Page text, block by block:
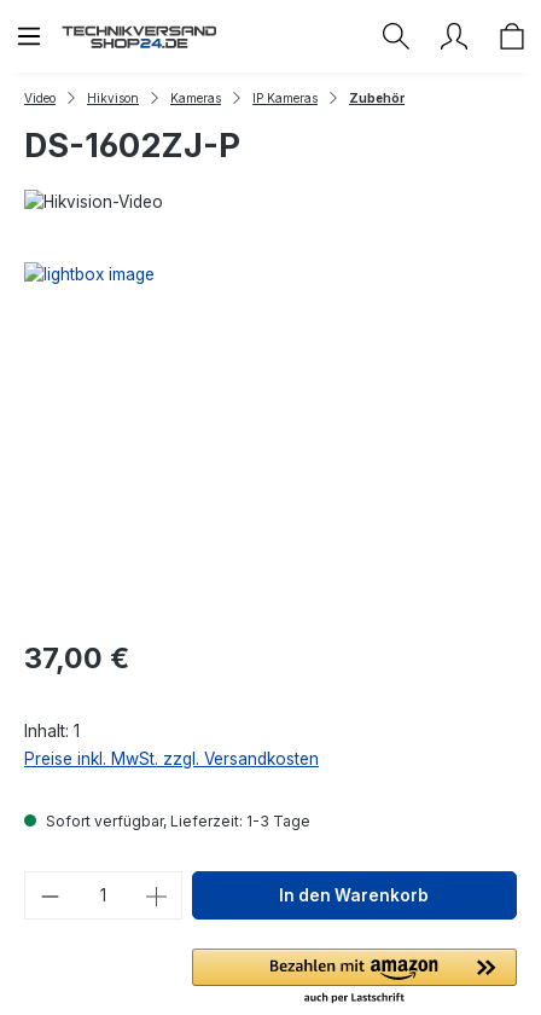
Zum Hauptinhalt springen
Video Hikvison Kameras IP Kameras Zubehör
DS-1602ZJ-P
Regulärer Preis:
37,00 €
Inhalt: 1
Preise inkl. MwSt. zzgl. Versandkosten
Sofort verfügbar, Lieferzeit: 1-3 Tage
Produkt Anzahl: Gib denIn den Warenkorb